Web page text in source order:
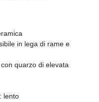
in lega di rame e
quarzo di elevata
lento